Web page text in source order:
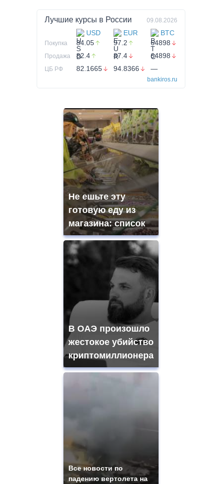
Лучшие курсы в России 09.08.2026
USD EUR BTC
Покупка 84.05 97.2 64898
Продажа 82.4 87.4 64898
ЦБ РФ 82.1665 94.8366 —
bankiros.ru
Не ешьте эту
готовую еду из
магазина: список
В ОАЭ произошло
жестокое убийство
криптомиллионера
Все новости по
падению вертолета на